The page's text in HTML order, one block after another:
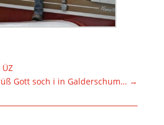
Gott soch i in Galderschum… →